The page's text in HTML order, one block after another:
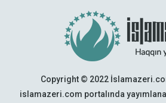
Copyright © 2022
islamazeri.com portalında